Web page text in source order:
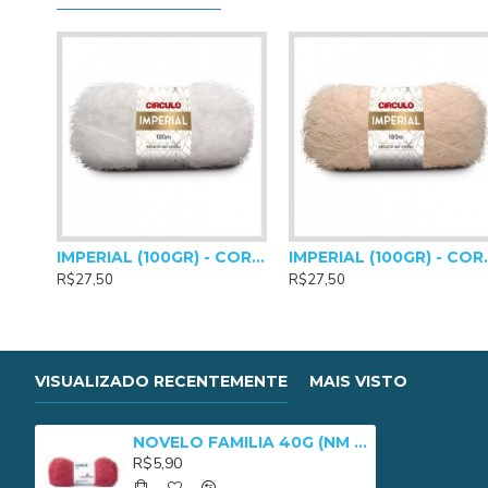
Agulhas Para Crochê: 3,5mm
IMPERIAL (100GR) - COR 0010
R$27,50
R$27,50
VISUALIZADO RECENTEMENTE MAIS VISTO
NOVELO FAMILIA 40G (NM 3/8) - 4357
R$5,90